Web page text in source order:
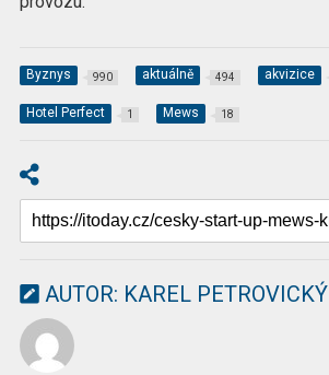
Byznys 990 aktuálně 494 akvizice
Hotel Perfect 1 Mews 18
AUTOR: KAREL PETROVICKÝ